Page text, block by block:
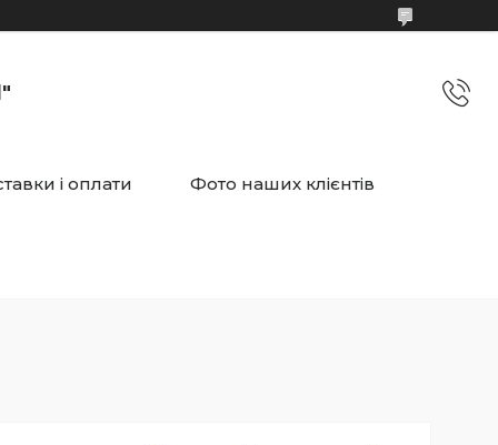
і оплати Фото наших клієнтів